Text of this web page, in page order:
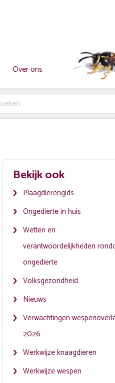
Over ons
Bekijk ook
Plaagdierengids
Ongedierte in huis
Wetten en
verantwoordelijkheden
ongedierte
Volksgezondheid
Nieuws
Verwachtingen
2026
Werkwijze knaagdieren
Werkwijze wespen